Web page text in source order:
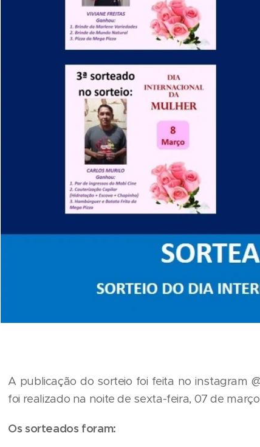
A publicação do sorteio foi feita no instagram
foi realizado na noite de sexta-feira, 07 de
Os sorteados foram: